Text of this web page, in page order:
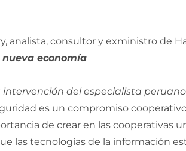
economía
intervención del especialista peruano
es un compromiso
de crear en las cooperativas
las tecnologías de la información